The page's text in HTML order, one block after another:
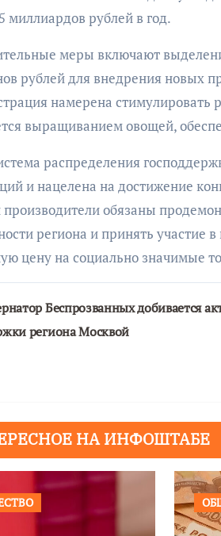
миллиардов рублей в год.
меры включают
рублей для внедрения новых
намерена стимулировать
выращиванием овощей,
распределения
и нацелена на достижение
обязаны
региона и принять
цену на социально значимые
Беспрозванных добивается
региона Москвой
НА ИНФОШТАБЕ